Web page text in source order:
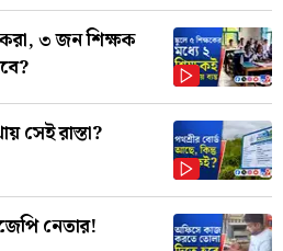
৩ জন শিক্ষক
সেই রাস্তা?
নেতার!